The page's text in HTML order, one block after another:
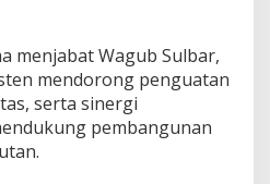
menjabat Wagub Sulbar,
mendorong penguatan
serta sinergi
pembangunan